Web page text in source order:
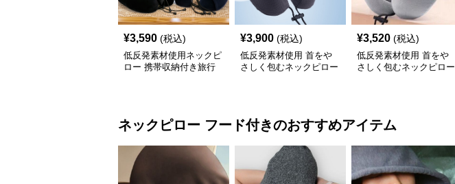
¥3,590 (税込)
低反発素材使用ネックピ
ロー 携帯収納付き旅行
¥3,900 (税込)
低反発素材使用 首をや
さしく包むネックピロー
¥3,520 (税込)
低反発素材使用 首をや
さしく包むネックピロー
ネックピロー フード付きのおすすめアイテム